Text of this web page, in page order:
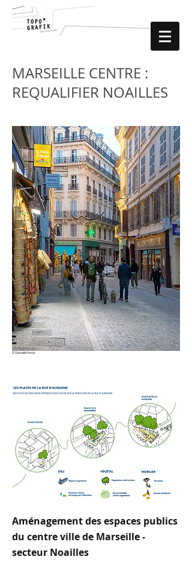
MARSEILLE CENTRE :
REQUALIFIER NOAILLES
©Gabrielle Voinot
Aménagement des espaces publics
du centre ville de Marseille -
secteur Noailles